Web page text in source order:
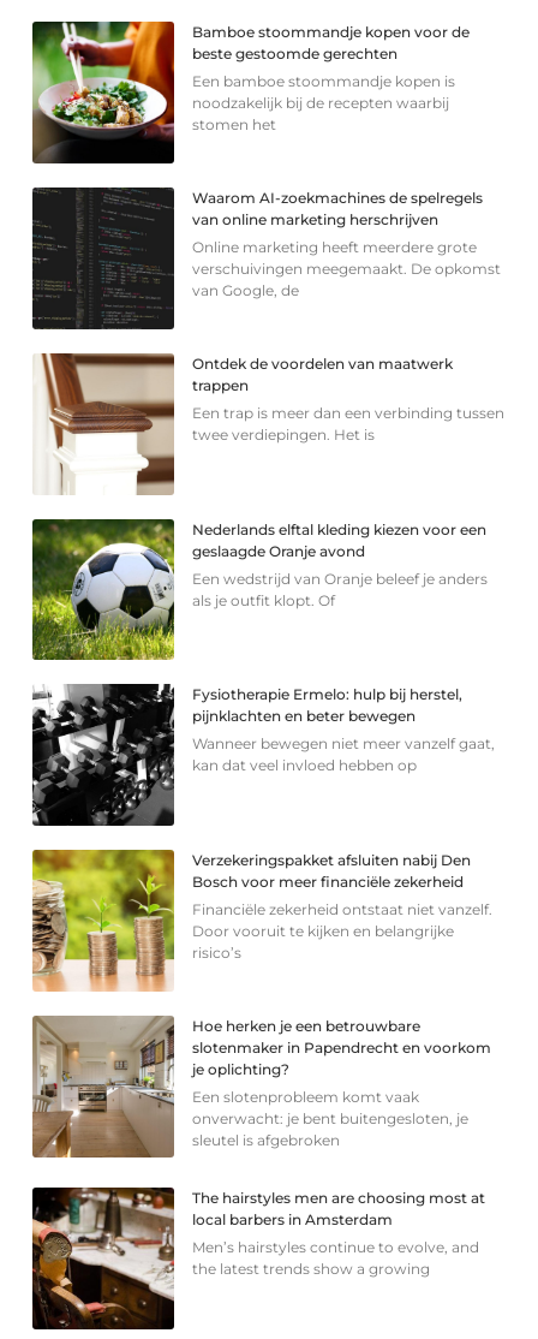
Bamboe stoommandje kopen voor de
beste gestoomde gerechten
Een bamboe stoommandje kopen is
noodzakelijk bij de recepten waarbij
stomen het
Waarom AI-zoekmachines de spelregels
van online marketing herschrijven
Online marketing heeft meerdere grote
verschuivingen meegemaakt. De opkomst
van Google, de
Ontdek de voordelen van maatwerk
trappen
Een trap is meer dan een verbinding tussen
twee verdiepingen. Het is
Nederlands elftal kleding kiezen voor een
geslaagde Oranje avond
Een wedstrijd van Oranje beleef je anders
als je outfit klopt. Of
Fysiotherapie Ermelo: hulp bij herstel,
pijnklachten en beter bewegen
Wanneer bewegen niet meer vanzelf gaat,
kan dat veel invloed hebben op
Verzekeringspakket afsluiten nabij Den
Bosch voor meer financiële zekerheid
Financiële zekerheid ontstaat niet vanzelf.
Door vooruit te kijken en belangrijke
risico’s
Hoe herken je een betrouwbare
slotenmaker in Papendrecht en voorkom
je oplichting?
Een slotenprobleem komt vaak
onverwacht: je bent buitengesloten, je
sleutel is afgebroken
The hairstyles men are choosing most at
local barbers in Amsterdam
Men’s hairstyles continue to evolve, and
the latest trends show a growing